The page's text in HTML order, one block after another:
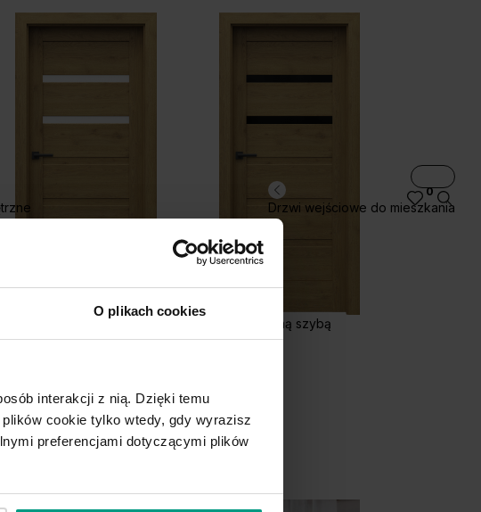
O plikach cookies
interakcji z nią. Dzięki temu
cookie tylko wtedy, gdy wyrazisz
preferencjami dotyczącymi plików
Drzwi wejściowe do mieszkania
0
H.2 z czarną szybą